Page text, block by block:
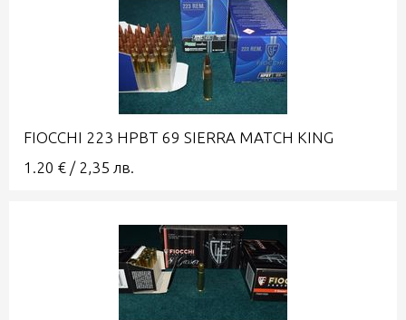
FIOCCHI 223 HPBT 69 SIERRA MATCH KING
1.20 € / 2,35 лв.